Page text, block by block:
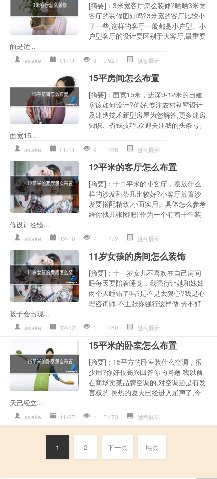
[摘要]：3米宽客厅怎么装修?晒晒3米宽
客厅的装修图好吗?3米宽的客厅比较小
了一些,这样的客厅一般都是小户型。小
户型客厅的设计要区别于大客厅,最重要
的是适...
sslake 01-11 8 927 创意展示
15平房间怎么布置
[摘要]：面宽15米，进深9-12米的自建
房该如何设计?你好,专注农村别墅设计
及建造技术新型房屋为您解答,更多建房
知识、省钱技巧,欢迎关注我的头条号。
面宽15...
sslake 01-11 9 766 创意展示
12平米的客厅怎么布置
[摘要]：十二平米的小客厅，摆放什么
样的沙发和茶几比较好?小客厅放置沙
发要搭配精致,小而实用。具体怎么参考
给你找几张图吧! 作为一个有着十年装
修设计经验...
sslake 12-10 2 772 创意展示
11岁女孩的房间怎么装饰
[摘要]：十一岁女儿不喜欢在自己房间
睡每天要陪着睡觉，我强行让她和妹妹
两个人睡错了吗?是不是太狠心?我是心
理咨询师,不主张你强行这样做,弄不好
孩子会出现...
sslake 12-02 1 460 创意展示
15平米的卧室怎么布置
[摘要]：15平方的卧室装什么空调，很
少用?你好很高兴回答你的问题 我以前
在商场卖某品牌空调的,对空调还是有发
言权的,炎热的夏天已经进入尾声了,今
天已经立...
sslake 11-27 1 473 创意展示
1 2 下一页 尾页